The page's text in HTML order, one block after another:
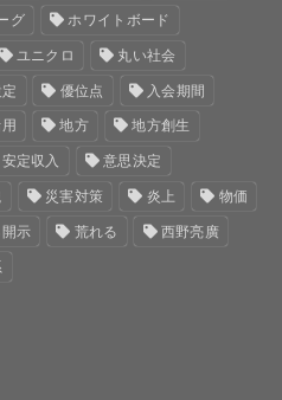
グ ホワイトボード
ユニクロ 丸い社会
優位点 入会期間
地方 地方創生
安定収入 意思決定
災害対策 炎上 物価
示 荒れる 西野亮廣